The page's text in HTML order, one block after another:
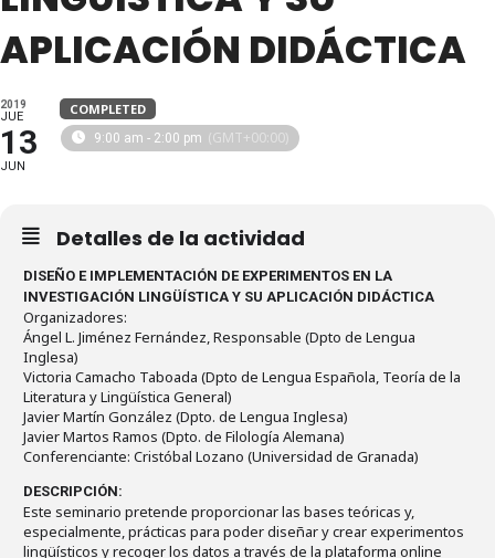
APLICACIÓN DIDÁCTICA
2019
JUE
13
JUN
COMPLETED
9:00 am - 2:00 pm (GMT+00:00)
Detalles de la actividad
DISEÑO E IMPLEMENTACIÓN DE EXPERIMENTOS EN LA
INVESTIGACIÓN LINGÜÍSTICA Y SU APLICACIÓN DIDÁCTICA
Organizadores:
Ángel L. Jiménez Fernández, Responsable (Dpto de Lengua
Inglesa)
Victoria Camacho Taboada (Dpto de Lengua Española, Teoría de la
Literatura y Lingüística General)
Javier Martín González (Dpto. de Lengua Inglesa)
Javier Martos Ramos (Dpto. de Filología Alemana)
Conferenciante: Cristóbal Lozano (Universidad de Granada)
DESCRIPCIÓN:
Este seminario pretende proporcionar las bases teóricas y,
especialmente, prácticas para poder diseñar y crear experimentos
lingüísticos y recoger los datos a través de la plataforma online